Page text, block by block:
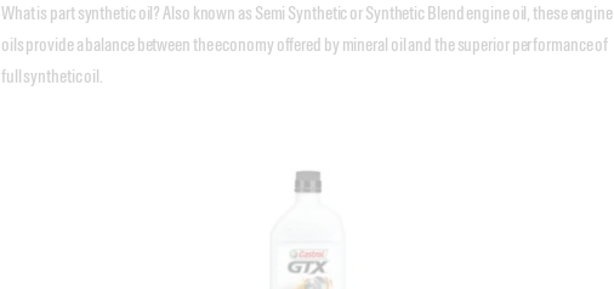
What is part synthetic oil? Also known as Semi Synthetic or Synthetic Blend engine oil, these engine
oils provide a balance between the economy offered by mineral oil and the superior performance of
full synthetic oil.